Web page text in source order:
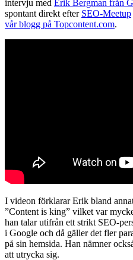
intervju med Erik Bergman från
spontant direkt efter SEO-Meetup
vår blogg på Topcontent.com.
I videon förklarar Erik bland
”Content is king” vilket var
han talar utifrån ett strikt SEO-
i Google och då gäller det fler
på sin hemsida. Han nämner
att utrycka sig.